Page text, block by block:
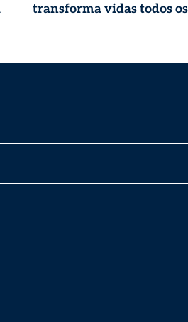
transforma vidas todos